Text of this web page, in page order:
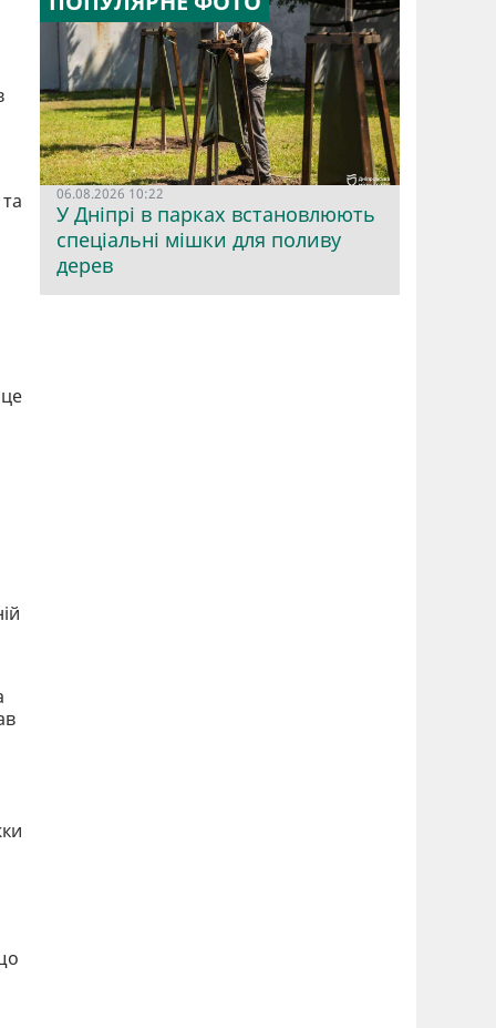
06.08.2026 10:22
У Дніпрі в парках встановлюють
спеціальні мішки для поливу
дерев